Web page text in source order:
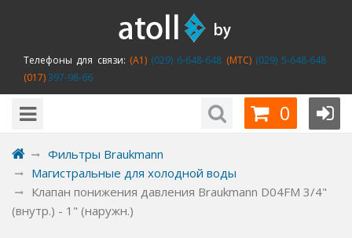
Телефоны для связи: (A1)(029) 6-648-648 (MTC)(029) 5-648-648
(017)397-98-66
0
Фильтры Braukmann
Магистральные для холодной воды
Клапан понижения давления Braukmann D04FM 3/4"
(внутр.) - 1" (наружн.)